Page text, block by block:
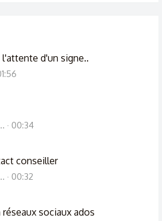
l'attente d'un signe..
00:34
conseiller
00:32
sociaux ados